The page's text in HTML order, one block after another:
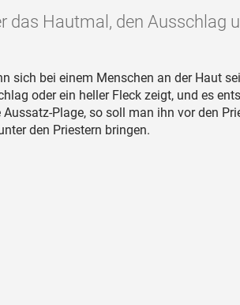
das Hautmal, den Ausschlag
sich bei einem Menschen an der Haut
oder ein heller Fleck zeigt, und es
Aussatz-Plage, so soll man ihn vor den
den Priestern bringen.